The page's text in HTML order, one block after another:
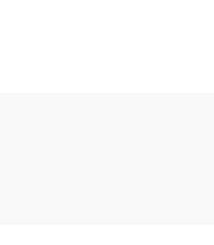
suderinamumo su MRT aparatu.